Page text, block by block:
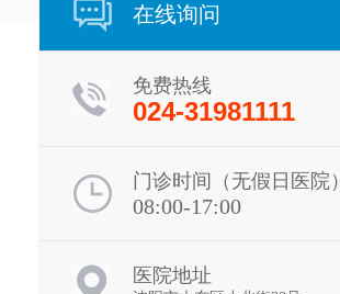
在线询问
免费热线
024-31981111
门诊时间（无假日医院）
08:00-17:00
医院地址